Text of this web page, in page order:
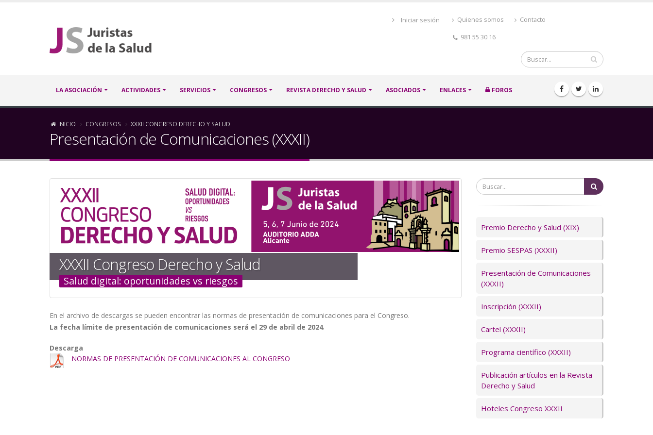
MenúIniciar sesión Quienes somos Contacto
981 55 30 16
Buscar
Navegación
principal
LA ASOCIACIÓN ACTIVIDADES SERVICIOS CONGRESOS REVISTA DERECHO Y SALUD ASOCIADOS ENLACES FOROS
Sobrescribir
enlaces
ayuda
navegación
INICIO CONGRESOS XXXII CONGRESO DERECHO Y SALUD
Presentación de Comunicaciones (XXXII)
XXXII Congreso Derecho y Salud
Salud digital: oportunidades vs riesgos
En el archivo de descargas se pueden encontrar las normas de presentación de comunicaciones para el Congreso.
La fecha límite de presentación de comunicaciones será el 29 de abril de 2024.
Descarga
NORMAS DE PRESENTACIÓN DE COMUNICACIONES AL CONGRESO
Premio Derecho y Salud (XIX)
Premio SESPAS (XXXII)
Presentación de Comunicaciones
(XXXII)
Inscripción (XXXII)
Cartel (XXXII)
Programa científico (XXXII)
Publicación artículos en la Revista
Derecho y Salud
Hoteles Congreso XXXII